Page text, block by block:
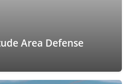
Area Defense